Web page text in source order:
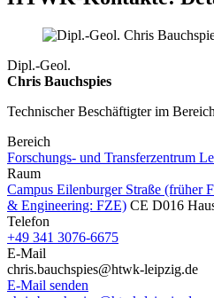
Dipl.-Geol.
Chris Bauchspies
Technischer Beschäftigter im
Bereich
Forschungs- und Transferzentrum
Raum
Campus Eilenburger Straße (früher
& Engineering: FZE) CE D016
Telefon
+49 341 3076-6675
E-Mail
chris.bauchspies@htwk-leipzig.de
E-Mail senden